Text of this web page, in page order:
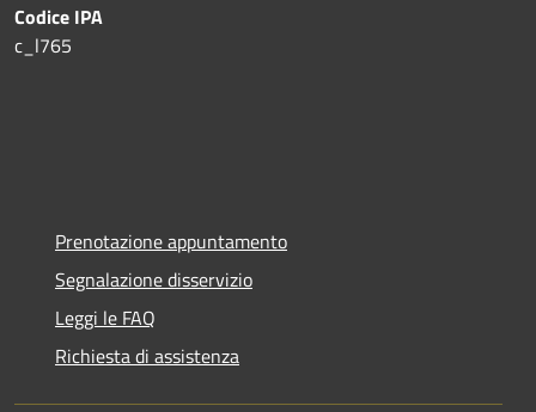
Codice IPA
c_l765
Prenotazione appuntamento
Segnalazione disservizio
Leggi le FAQ
Richiesta di assistenza